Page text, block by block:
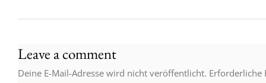
Leave a comment
Deine E-Mail-Adresse wird nicht veröffentlicht.